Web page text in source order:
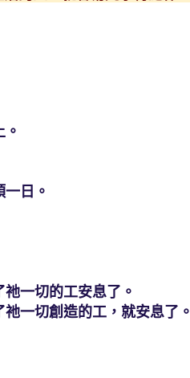
日。
一切的工安息了。
一切創造的工，就安息了。